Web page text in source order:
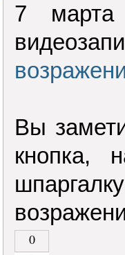
7
Вы
кнопка,
0